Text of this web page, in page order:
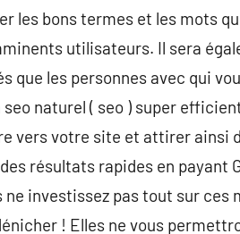
les bons termes et les mots
utilisateurs. Il sera
que les personnes avec qui
naturel ( seo ) super
vers votre site et attirer ainsi
résultats rapides en payant
ne investissez pas tout sur
! Elles ne vous